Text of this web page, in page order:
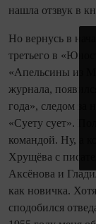
нашла отзвук в
Но вернусь в
третьего в
«Апельсины из
журнала,
года», следом за
«Суету сует».
командой. Ну, а
Хрущёва с
Аксёнова и
как новичка.
сподобился